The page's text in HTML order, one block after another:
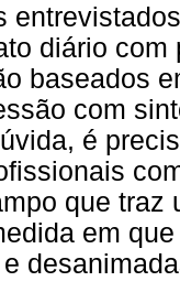
diário
baseados
com
é
que traz
em